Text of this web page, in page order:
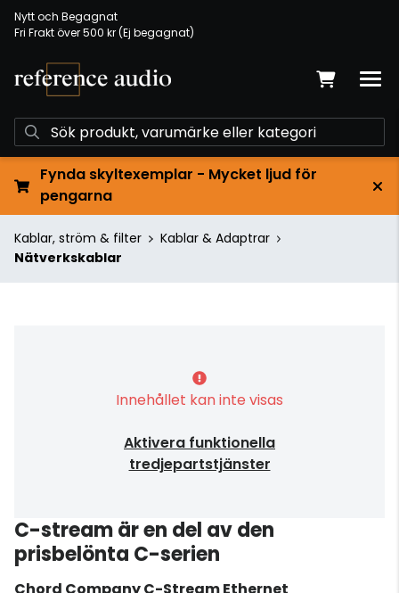
Nytt och Begagnat
Fri Frakt över 500 kr (Ej begagnat)
Fynda skyltexemplar - Mycket ljud för
pengarna
Kablar, ström & filter
Kablar & Adaptrar
Nätverkskablar
Innehållet kan inte visas
Aktivera funktionella
tredjepartstjänster
C-stream är en del av den
prisbelönta C-serien